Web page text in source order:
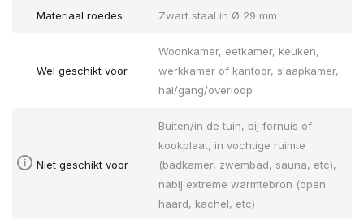
Materiaal roedes Zwart staal in Ø 29 mm
Wel geschikt voor
Woonkamer, eetkamer, keuken,
werkkamer of kantoor, slaapkamer,
hal/gang/overloop
Niet geschikt voor
Buiten/in de tuin, bij fornuis of
kookplaat, in vochtige ruimte
(badkamer, zwembad, sauna, etc),
nabij extreme warmtebron (open
haard, kachel, etc)